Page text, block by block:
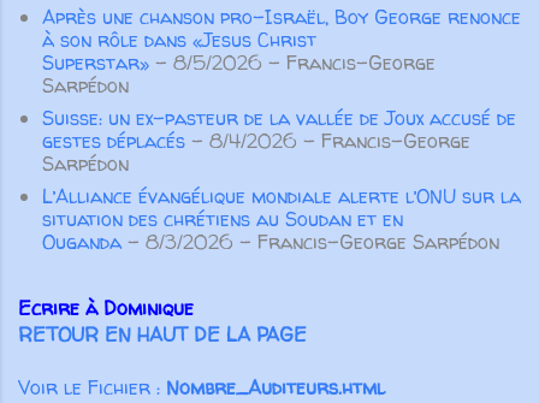
Après une chanson pro-Israël, Boy George renonce
à son rôle dans «Jesus Christ
Superstar» - 8/5/2026 - Francis-George
Sarpédon
Suisse: un ex-pasteur de la vallée de Joux accusé de
gestes déplacés - 8/4/2026 - Francis-George
Sarpédon
L’Alliance évangélique mondiale alerte l’ONU sur la
situation des chrétiens au Soudan et en
Ouganda - 8/3/2026 - Francis-George Sarpédon
Ecrire à Dominique
RETOUR EN HAUT DE LA PAGE
Voir le Fichier : Nombre_Auditeurs.html